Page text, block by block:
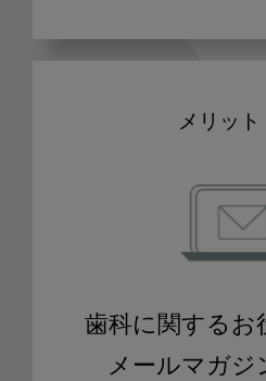
メリット
歯科に関するお
メールマガジ